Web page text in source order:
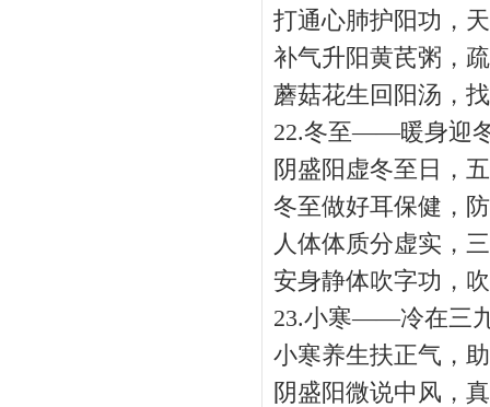
打通心肺护阳功，
补气升阳黄芪粥，
蘑菇花生回阳汤，
22.冬至——暖身迎
阴盛阳虚冬至日，
冬至做好耳保健，
人体体质分虚实，
安身静体吹字功，
23.小寒——冷在三
小寒养生扶正气，
阴盛阳微说中风，